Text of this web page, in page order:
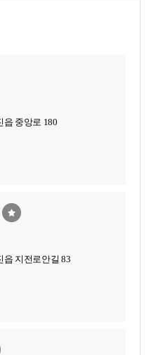
읍 중앙로 180
읍 지전로안길 83